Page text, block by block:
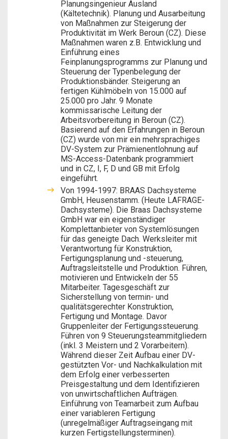
Planungsingenieur Ausland
(Kältetechnik). Planung und Ausarbeitung
von Maßnahmen zur Steigerung der
Produktivität im Werk Beroun (CZ). Diese
Maßnahmen waren z.B. Entwicklung und
Einführung eines
Feinplanungsprogramms zur Planung und
Steuerung der Typenbelegung der
Produktionsbänder. Steigerung an
fertigen Kühlmöbeln von 15.000 auf
25.000 pro Jahr. 9 Monate
kommissarische Leitung der
Arbeitsvorbereitung in Beroun (CZ).
Basierend auf den Erfahrungen in Beroun
(CZ) wurde von mir ein mehrsprachiges
DV-System zur Prämienentlohnung auf
MS-Access-Datenbank programmiert
und in CZ, I, F, D und GB mit Erfolg
eingeführt.
Von 1994-1997: BRAAS Dachsysteme
GmbH, Heusenstamm. (Heute LAFRAGE-
Dachsysteme). Die Braas Dachsysteme
GmbH war ein eigenständiger
Komplettanbieter von Systemlösungen
für das geneigte Dach. Werksleiter mit
Verantwortung für Konstruktion,
Fertigungsplanung und -steuerung,
Auftragsleitstelle und Produktion. Führen,
motivieren und Entwickeln der 55
Mitarbeiter. Tagesgeschäft zur
Sicherstellung von termin- und
qualitätsgerechter Konstruktion,
Fertigung und Montage. Davor
Gruppenleiter der Fertigungssteuerung.
Führen von 9 Steuerungsteammitgliedern
(inkl. 3 Meistern und 2 Vorarbeitern).
Während dieser Zeit Aufbau einer DV-
gestützten Vor- und Nachkalkulation mit
dem Erfolg einer verbesserten
Preisgestaltung und dem Identifizieren
von unwirtschaftlichen Aufträgen.
Einführung von Teamarbeit zum Aufbau
einer variableren Fertigung
(unregelmäßiger Auftragseingang mit
kurzen Fertigstellungsterminen).